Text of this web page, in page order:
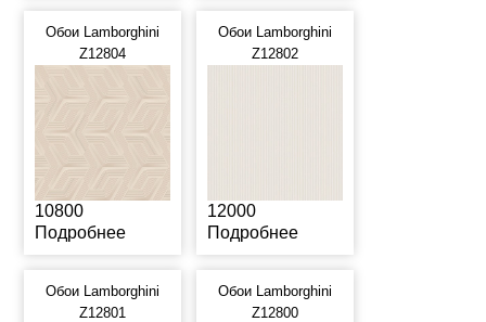
Обои Lamborghini
Z12804
10800
Подробнее
Обои Lamborghini
Z12802
12000
Подробнее
Обои Lamborghini
Z12801
Обои Lamborghini
Z12800